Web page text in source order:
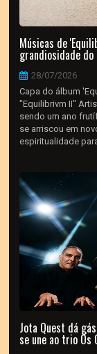
Músicas de
grandiosidade
28/07/2026
Capa do álbum
"Equilibrivm II"
sendo um ano
se arriscou em
espiritualidade
Jota Quest dá
se une ao trio